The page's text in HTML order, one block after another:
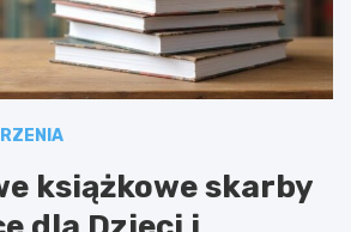
książkowe skarby